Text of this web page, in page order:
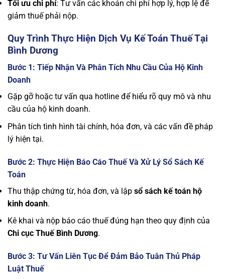
Tối ưu chi phí: Tư vấn các khoản chi phí hợp lý, hợp lệ để
giảm thuế phải nộp.
Quy Trình Thực Hiện Dịch Vụ Kế Toán Thuế Tại
Bình Dương
Bước 1: Tiếp Nhận Và Phân Tích Nhu Cầu Của Hộ Kinh
Doanh
Gặp gỡ hoặc tư vấn qua hotline để hiểu rõ quy mô và nhu
cầu của hộ kinh doanh.
Phân tích tình hình tài chính, hóa đơn, và các vấn đề pháp
lý hiện tại.
Bước 2: Thực Hiện Báo Cáo Thuế Và Xử Lý Sổ Sách Kế
Toán
Thu thập chứng từ, hóa đơn, và lập sổ sách kế toán hộ
kinh doanh.
Kê khai và nộp báo cáo thuế đúng hạn theo quy định của
Chi cục Thuế Bình Dương.
Bước 3: Tư Vấn Liên Tục Để Đảm Bảo Tuân Thủ Pháp
Luật Thuế